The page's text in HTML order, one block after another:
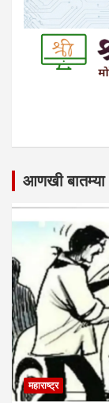
आणखी बातम्या
महाराष्ट्र